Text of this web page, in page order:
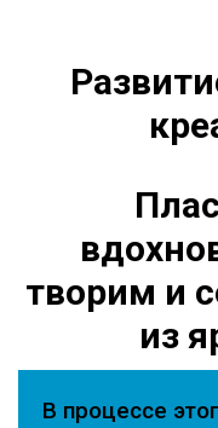
творим и
из
В процессе